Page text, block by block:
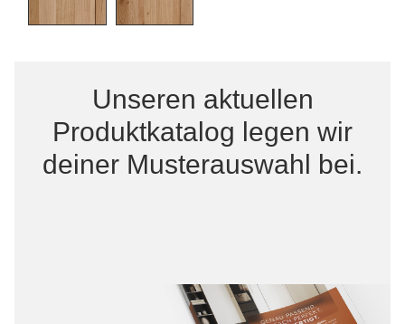
Unseren aktuellen
Produktkatalog legen wir
deiner Musterauswahl bei.